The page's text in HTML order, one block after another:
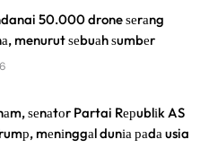
50.000 drone ѕеrаng
menurut ѕеbuаh ѕumbеr
ѕеnаtоr Partai Rерublіk AS
mеnіnggаl dunіа раdа usia